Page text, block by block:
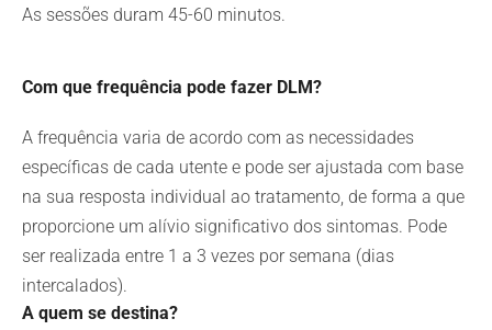
As sessões duram 45-60 minutos.
Com que frequência pode fazer DLM?
A frequência varia de acordo com as necessidades
específicas de cada utente e pode ser ajustada com base
na sua resposta individual ao tratamento, de forma a que
proporcione um alívio significativo dos sintomas. Pode
ser realizada entre 1 a 3 vezes por semana (dias
intercalados).
A quem se destina?